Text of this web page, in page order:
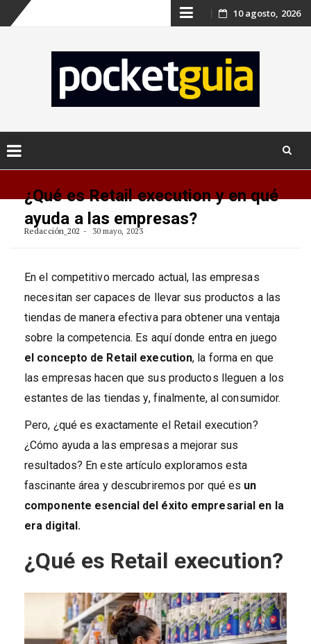
Skip
content
10 agosto, 2026
content
¿Qué es Retail execution y en qué
ayuda a las empresas?
Redacción_202 30 mayo, 2023
En el competitivo mercado actual, las empresas
necesitan ser capaces de llevar sus productos a las
tiendas de manera efectiva para obtener una ventaja
sobre la competencia. Es aquí donde entra en juego
el concepto de Retail execution, la forma en que
las empresas hacen que sus productos lleguen a los
estantes de las tiendas y, finalmente, al consumidor.
Pero, ¿qué es exactamente el Retail execution?
¿Cómo ayuda a las empresas a mejorar sus
resultados? En este artículo exploramos esta
fascinante área y descubriremos por qué es un
componente esencial del éxito empresarial en la
era digital.
¿Qué es Retail execution?